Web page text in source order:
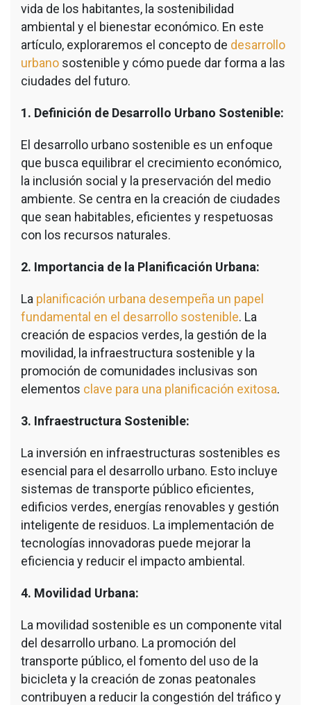
vida de los habitantes, la sostenibilidad
ambiental y el bienestar económico. En este
artículo, exploraremos el concepto de desarrollo
urbano sostenible y cómo puede dar forma a las
ciudades del futuro.
1. Definición de Desarrollo Urbano Sostenible:
El desarrollo urbano sostenible es un enfoque
que busca equilibrar el crecimiento económico,
la inclusión social y la preservación del medio
ambiente. Se centra en la creación de ciudades
que sean habitables, eficientes y respetuosas
con los recursos naturales.
2. Importancia de la Planificación Urbana:
La planificación urbana desempeña un papel
fundamental en el desarrollo sostenible. La
creación de espacios verdes, la gestión de la
movilidad, la infraestructura sostenible y la
promoción de comunidades inclusivas son
elementos clave para una planificación exitosa.
3. Infraestructura Sostenible:
La inversión en infraestructuras sostenibles es
esencial para el desarrollo urbano. Esto incluye
sistemas de transporte público eficientes,
edificios verdes, energías renovables y gestión
inteligente de residuos. La implementación de
tecnologías innovadoras puede mejorar la
eficiencia y reducir el impacto ambiental.
4. Movilidad Urbana:
La movilidad sostenible es un componente vital
del desarrollo urbano. La promoción del
transporte público, el fomento del uso de la
bicicleta y la creación de zonas peatonales
contribuyen a reducir la congestión del tráfico y